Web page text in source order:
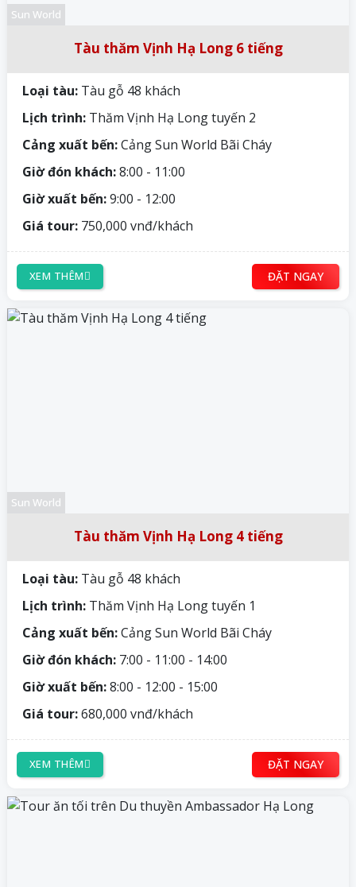
Sun World
Tàu thăm Vịnh Hạ Long 6 tiếng
Loại tàu: Tàu gỗ 48 khách
Lịch trình: Thăm Vịnh Hạ Long tuyến 2
Cảng xuất bến:Cảng Sun World Bãi Cháy
Giờ đón khách:8:00 - 11:00
Giờ xuất bến:9:00 - 12:00
Giá tour: 750,000 vnđ/khách
XEM THÊM ĐẶT NGAY
Sun World
Tàu thăm Vịnh Hạ Long 4 tiếng
Loại tàu: Tàu gỗ 48 khách
Lịch trình: Thăm Vịnh Hạ Long tuyến 1
Cảng xuất bến:Cảng Sun World Bãi Cháy
Giờ đón khách: 7:00 - 11:00 - 14:00
Giờ xuất bến:8:00 - 12:00 - 15:00
Giá tour:680,000 vnđ/khách
XEM THÊM ĐẶT NGAY